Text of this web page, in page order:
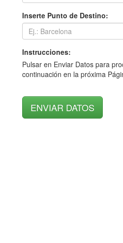
Inserte Punto de Destino:
Instrucciones:
Pulsar en Enviar Datos para
continuación en la próxima